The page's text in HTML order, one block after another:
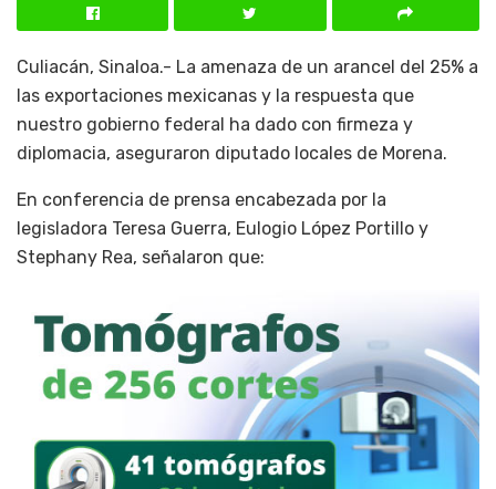
Culiacán, Sinaloa.- La amenaza de un arancel del 25% a
las exportaciones mexicanas y la respuesta que
nuestro gobierno federal ha dado con firmeza y
diplomacia, aseguraron diputado locales de Morena.
En conferencia de prensa encabezada por la
legisladora Teresa Guerra, Eulogio López Portillo y
Stephany Rea, señalaron que: